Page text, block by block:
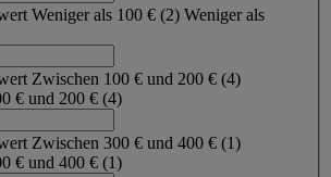
Weniger als 100 € (2) Weniger als
Zwischen 100 € und 200 € (4)
€ und 200 € (4)
Zwischen 300 € und 400 € (1)
€ und 400 € (1)